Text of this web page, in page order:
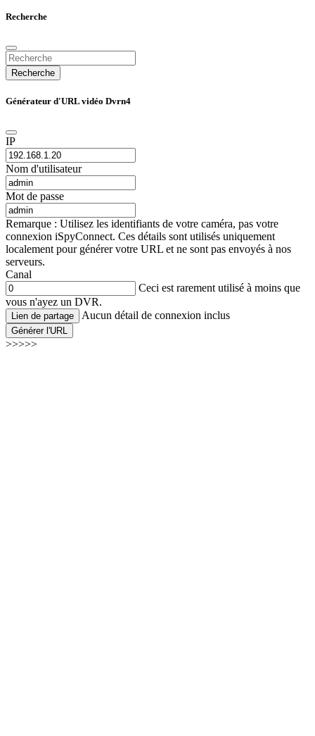
Recherche
Recherche
Générateur d'URL vidéo Dvrn4
IP
Nom d'utilisateur
Mot de passe
Remarque : Utilisez les identifiants de votre caméra, pas votre
connexion iSpyConnect. Ces détails sont utilisés uniquement
localement pour générer votre URL et ne sont pas envoyés à nos
serveurs.
Canal
Ceci est rarement utilisé à moins que
vous n'ayez un DVR.
Lien de partage Aucun détail de connexion inclus
Générer l'URL
>>>>>